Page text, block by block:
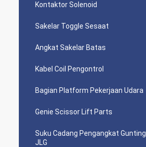
Kontaktor Solenoid
Sakelar Toggle Sesaat
Angkat Sakelar Batas
Kabel Coil Pengontrol
Bagian Platform Pekerjaan Udara
Genie Scissor Lift Parts
Suku Cadang Pengangkat Gunting
JLG